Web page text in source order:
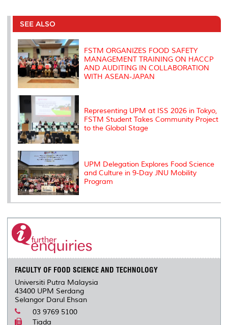
e
b
o
o
k
t
r
e
I
l
L
n
P
e
s
t
SEE ALSO
FSTM ORGANIZES FOOD SAFETY
MANAGEMENT TRAINING ON HACCP
AND AUDITING IN COLLABORATION
WITH ASEAN-JAPAN
Representing UPM at ISS 2026 in Tokyo,
FSTM Student Takes Community Project
to the Global Stage
UPM Delegation Explores Food Science
and Culture in 9-Day JNU Mobility
Program
FACULTY OF FOOD SCIENCE AND TECHNOLOGY
Universiti Putra Malaysia
43400 UPM Serdang
Selangor Darul Ehsan
03 9769 5100
Tiada